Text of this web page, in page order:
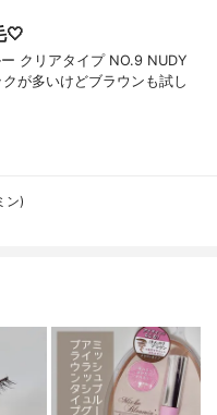
🤍
クリアタイプ NO.9 NUDY
が多いけどブラウンも試し
ン)